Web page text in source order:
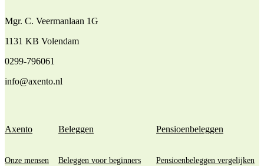
Mgr. C. Veermanlaan 1G
1131 KB Volendam
0299-796061
info@axento.nl
Axento
Onze mensen
Beleggen
Beleggen voor beginners
Pensioenbeleggen
Pensioenbeleggen vergelijken